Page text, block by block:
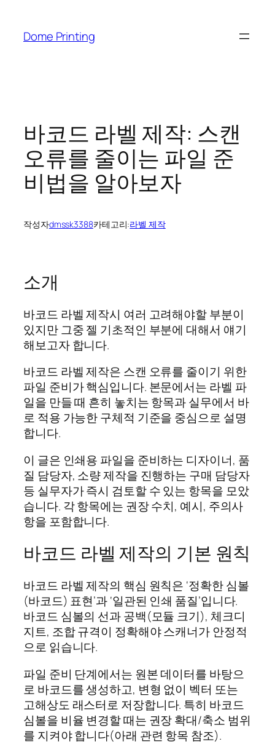
Dome Printing
바코드 라벨 제작: 스캔
오류를 줄이는 파일 준
비법을 알아보자
작성자dmssk3388카테고리:라벨 제작
소개
바코드 라벨 제작시 여러 고려해야할 부분이
있지만 그중 젤 기초적인 부분에 대해서 얘기
해보고자 합니다.
바코드 라벨 제작은 스캔 오류를 줄이기 위한
파일 준비가 핵심입니다. 본문에서는 라벨 파
일을 만들 때 흔히 놓치는 항목과 실무에서 바
로 적용 가능한 구체적 기준을 중심으로 설명
합니다.
이 글은 인쇄용 파일을 준비하는 디자이너, 품
질 담당자, 소량 제작을 진행하는 구매 담당자
등 실무자가 즉시 검토할 수 있는 항목을 모았
습니다. 각 항목에는 권장 수치, 예시, 주의사
항을 포함합니다.
바코드 라벨 제작의 기본 원칙
바코드 라벨 제작의 핵심 원칙은 ‘정확한 심볼
(바코드) 표현’과 ‘일관된 인쇄 품질’입니다.
바코드 심볼의 선과 공백(모듈 크기), 체크디
지트, 조합 규격이 정확해야 스캐너가 안정적
으로 읽습니다.
파일 준비 단계에서는 원본 데이터를 바탕으
로 바코드를 생성하고, 변형 없이 벡터 또는
고해상도 래스터로 저장합니다. 특히 바코드
심볼을 비율 변경할 때는 권장 확대/축소 범위
를 지켜야 합니다(아래 관련 항목 참조).